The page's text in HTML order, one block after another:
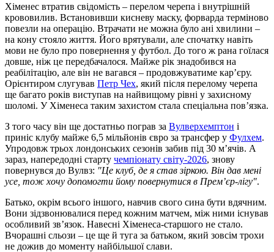
Хіменес втратив свідомість – перелом черепа і внутрішній
крововилив. Встановивши кисневу маску, форварда терміново
повезли на операцію. Втрачати не можна було ані хвилини –
на кону стояло життя. Його врятували, але спочатку навіть
мови не було про повернення у футбол. До того ж рана гоїлася
довше, ніж це передбачалося. Майже рік знадобився на
реабілітацію, але він не вагався – продовжуватиме кар’єру.
Орієнтиром слугував Петр Чех, який після перелому черепа
ще багато років виступав на найвищому рівні у захисному
шоломі. У Хіменеса таким захистом стала спеціальна пов’язка.
З того часу він ще достатньо пограв за Вулверхемптон і
приніс клубу майже 6,5 мільйонів євро за трансфер у Фулхем.
Упродовж трьох лондонських сезонів забив під 30 м’ячів. А
зараз, напередодні старту чемпіонату світу-2026, знову
повернувся до Вулвз: "Це клуб, де я став зіркою. Він дав мені
усе, тож хочу допомогти йому повернутися в Прем’єр-лігу".
Батько, окрім всього іншого, навчив свого сина бути вдячним.
Вони зідзвонювалися перед кожним матчем, між ними існував
особливий зв’язок. Навесні Хіменеса-старшого не стало.
Вчорашні сльози – це ще й туга за батьком, який зовсім трохи
не дожив до моменту найбільшої слави.